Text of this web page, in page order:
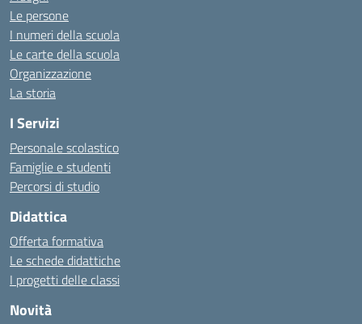
Le persone
I numeri della scuola
Le carte della scuola
Organizzazione
La storia
I Servizi
Personale scolastico
Famiglie e studenti
Percorsi di studio
Didattica
Offerta formativa
Le schede didattiche
I progetti delle classi
Novità